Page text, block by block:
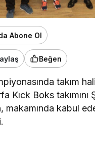
Abone Ol
Beğen
takım
Kıck Boks takımını
makamında kabul